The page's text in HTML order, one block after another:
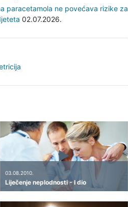
paracetamola ne povećava rizike za
02.07.2026.
03.08.2010.
Liječenje neplodnosti - I dio